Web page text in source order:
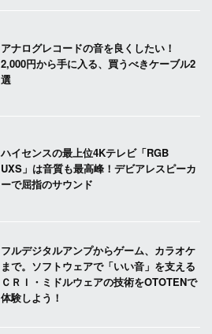
アナログレコードの音を良くしたい！
2,000円から手に入る、買うべきケーブル2
選
ハイセンスの最上位4Kテレビ「RGB
UXS」は音質も最高峰！デビアレスピーカ
ーで屈指のサウンド
フルデジタルアンプからゲーム、カラオケ
まで。ソフトウェアで「いい音」を支える
ＣＲＩ・ミドルウェアの技術をOTOTENで
体験しよう！